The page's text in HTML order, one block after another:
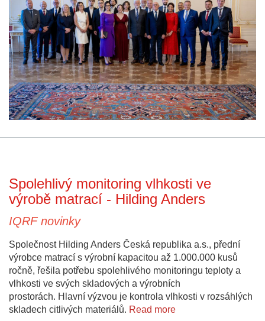
Spolehlivý monitoring vlhkosti ve
výrobě matrací - Hilding Anders
IQRF novinky
Společnost Hilding Anders Česká republika a.s., přední
výrobce matrací s výrobní kapacitou až 1.000.000 kusů
ročně, řešila potřebu spolehlivého monitoringu teploty a
vlhkosti ve svých skladových a výrobních
prostorách. Hlavní výzvou je kontrola vlhkosti v rozsáhlých
skladech citlivých materiálů. Read more